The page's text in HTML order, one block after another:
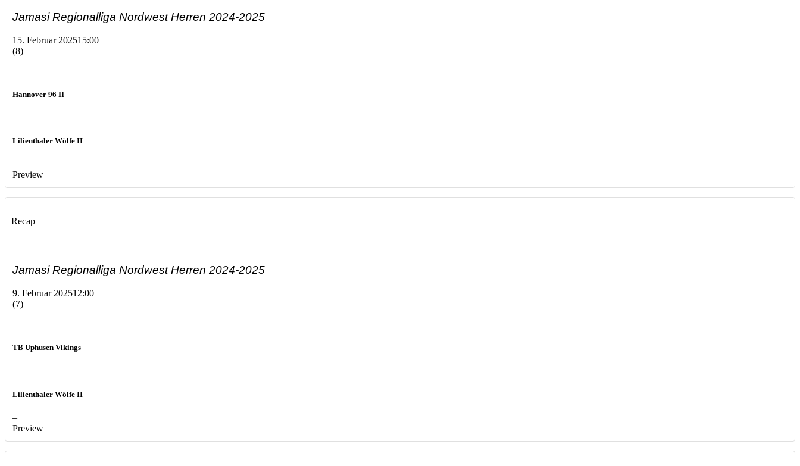
Jamasi Regionalliga Nordwest Herren 2024-2025
15. Februar 202515:00
(8)
Hannover 96 II
Lilienthaler Wölfe II
–
Preview
Recap
Jamasi Regionalliga Nordwest Herren 2024-2025
9. Februar 202512:00
(7)
TB Uphusen Vikings
Lilienthaler Wölfe II
–
Preview